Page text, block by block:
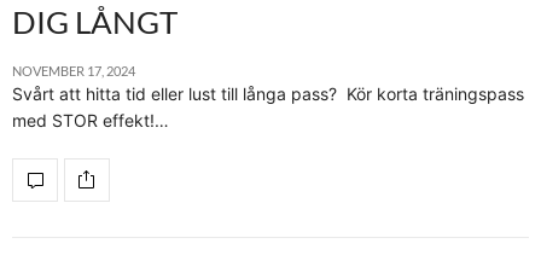
DIG LÅNGT
NOVEMBER 17, 2024
Svårt att hitta tid eller lust till långa pass? Kör korta träningspass
med STOR effekt!…